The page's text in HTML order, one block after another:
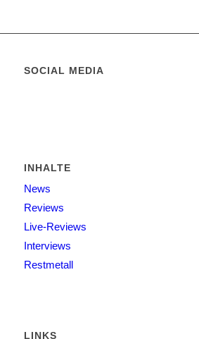
SOCIAL MEDIA
INHALTE
News
Reviews
Live-Reviews
Interviews
Restmetall
LINKS